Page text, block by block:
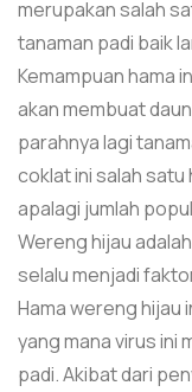
merupakan salah
tanaman padi baik
Kemampuan hama
akan membuat
parahnya lagi
coklat ini salah satu
apalagi jumlah
Wereng hijau
selalu menjadi
Hama wereng hijau
yang mana virus ini
padi. Akibat dari